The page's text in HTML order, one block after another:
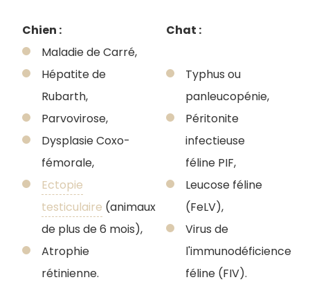
Chien :
Maladie de Carré,
Hépatite de
Rubarth,
Parvovirose,
Dysplasie Coxo-
fémorale,
Ectopie
testiculaire (animaux
de plus de 6 mois),
Atrophie
rétinienne.
Chat :
Typhus ou
panleucopénie,
Péritonite
infectieuse
féline PIF,
Leucose féline
(FeLV),
Virus de
l'immunodéficience
féline (FIV).